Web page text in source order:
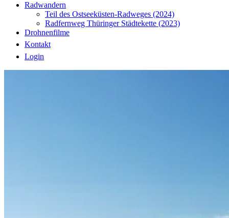
Radwandern
Teil des Ostseeküsten-Radweges (2024)
Radfernweg Thüringer Städtekette (2023)
Drohnenfilme
Kontakt
Login